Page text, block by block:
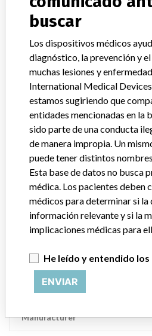
Modelo / Serial
Clasificación del producto
Clase de dispositivo
Distribución
Descripción del producto
00434811113, REF I4348-111-13 ||
Shoulder || Humeral Stem 48 Degrees
130 mm Stem Length Trabecular
11mm x 130mm, Sterile, QTY 1, Rx ||
Trabecular Metal TM Humeral Stem is
pain or significant disability in
traumatic disease of the glenohumeral
fractures. The humeral stem uses.
Manufacturer
buscar
Los dispositivos médicos
diagnóstico, la prevención y
muchas lesiones y
International Medical
estamos sugiriendo que
entidades mencionadas en la
sido parte de una conducta
de manera impropia. Un
puede tener distintos
Esta base de datos no busca
médica. Los pacientes deben
médicos para determinar si la
información relevante y si la
implicaciones médicas para
He leído y entendido
ENVIAR